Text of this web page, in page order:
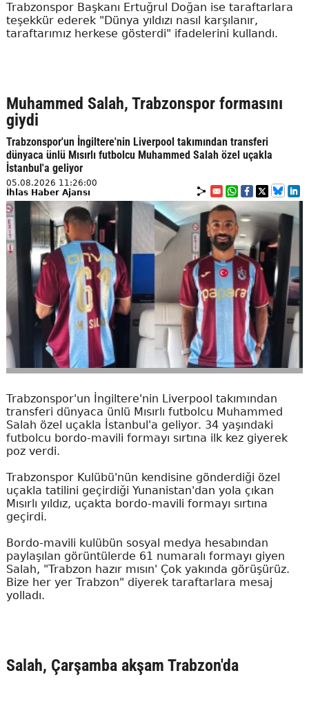
Trabzonspor Başkanı Ertuğrul Doğan ise taraftarlara
teşekkür ederek "Dünya yıldızı nasıl karşılanır,
taraftarımız herkese gösterdi" ifadelerini kullandı.
Muhammed Salah, Trabzonspor formasını
giydi
Trabzonspor'un İngiltere'nin Liverpool takımından transferi
dünyaca ünlü Mısırlı futbolcu Muhammed Salah özel uçakla
İstanbul'a geliyor
05.08.2026 11:26:00
İhlas Haber Ajansı
Trabzonspor'un İngiltere'nin Liverpool takımından
transferi dünyaca ünlü Mısırlı futbolcu Muhammed
Salah özel uçakla İstanbul'a geliyor. 34 yaşındaki
futbolcu bordo-mavili formayı sırtına ilk kez giyerek
poz verdi.
Trabzonspor Kulübü'nün kendisine gönderdiği özel
uçakla tatilini geçirdiği Yunanistan'dan yola çıkan
Mısırlı yıldız, uçakta bordo-mavili formayı sırtına
geçirdi.
Bordo-mavili kulübün sosyal medya hesabından
paylaşılan görüntülerde 61 numaralı formayı giyen
Salah, "Trabzon hazır mısın' Çok yakında görüşürüz.
Bize her yer Trabzon" diyerek taraftarlara mesaj
yolladı.
Salah, Çarşamba akşam Trabzon'da